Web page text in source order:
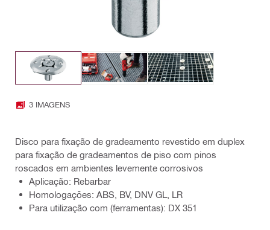
3 IMAGENS
Disco para fixação de gradeamento revestido em duplex
para fixação de gradeamentos de piso com pinos
roscados em ambientes levemente corrosivos
Aplicação: Rebarbar
Homologações: ABS, BV, DNV GL, LR
Para utilização com (ferramentas): DX 351